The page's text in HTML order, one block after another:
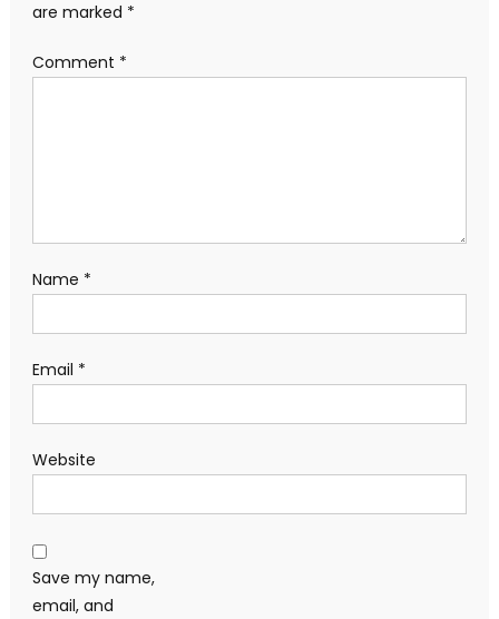
are marked *
Comment *
Name *
Email *
Website
Save my name,
email, and